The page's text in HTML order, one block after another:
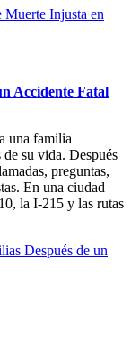
Muerte Injusta en
Accidente Fatal
una familia
su vida. Después
preguntas,
En una ciudad
la I-215 y las rutas
Después de un